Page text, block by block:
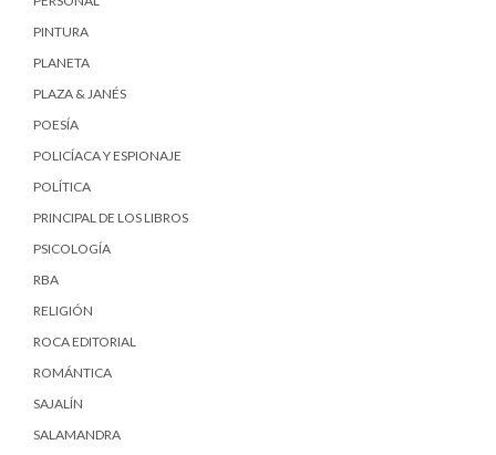
PINTURA
PLANETA
PLAZA & JANÉS
POESÍA
POLICÍACA Y ESPIONAJE
POLÍTICA
PRINCIPAL DE LOS LIBROS
PSICOLOGÍA
RBA
RELIGIÓN
ROCA EDITORIAL
ROMÁNTICA
SAJALÍN
SALAMANDRA